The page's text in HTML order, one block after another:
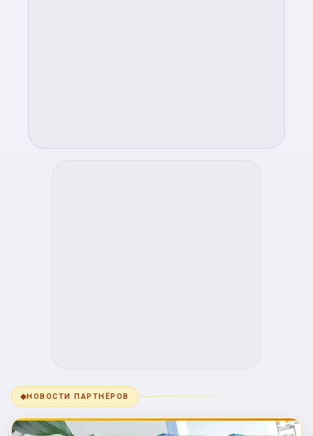
◆НОВОСТИ ПАРТНЁРОВ